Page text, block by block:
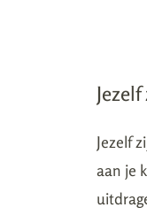
Jezelf
aan je